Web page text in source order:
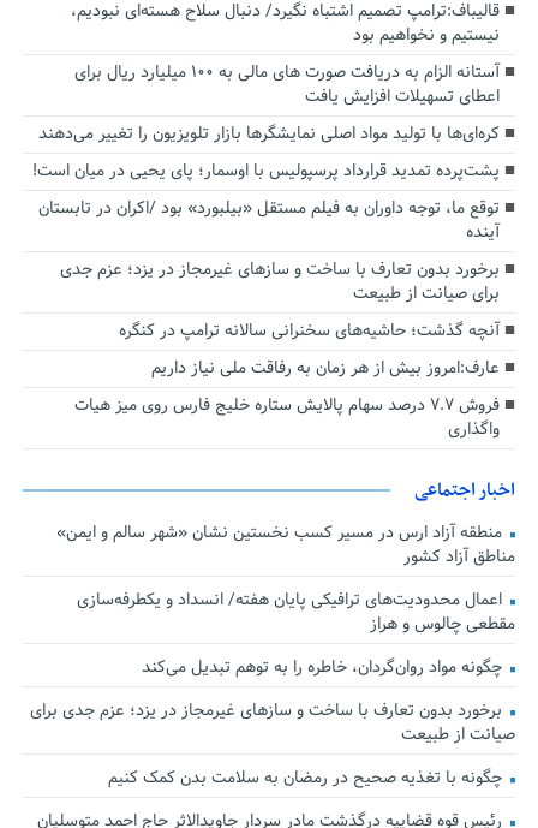
قالیباف:ترامپ تصمیم اشتباه نگیرد/ دنبال سلاح هسته‌ای نبودیم،
نیستیم و نخواهیم بود
آستانه الزام به دریافت صورت های مالی به ۱۰۰ میلیارد ریال برای
اعطای تسهیلات افزایش یافت
کره‌ای‌ها با تولید مواد اصلی نمایشگرها بازار تلویزیون را تغییر می‌دهند
پشت‌پرده تمدید قرارداد پرسپولیس با اوسمار؛ پای یحیی در میان است!
توقع ما، توجه داوران به فیلم مستقل «بیلبورد» بود /اکران در تابستان
آینده
برخورد بدون تعارف با ساخت‌ و سازهای غیرمجاز در یزد؛ عزم جدی
برای صیانت از طبیعت
آنچه گذشت؛ حاشیه‌های سخنرانی سالانه ترامپ در کنگره
عارف:امروز بیش از هر زمان به رفاقت ملی نیاز داریم
فروش ۷.۷ درصد سهام پالایش ستاره خلیج فارس روی میز هیات
واگذاری
اخبار اجتماعی
منطقه آزاد ارس در مسیر کسب نخستین نشان «شهر سالم و ایمن»
مناطق آزاد کشور
اعمال محدودیت‌های ترافیکی پایان هفته/ انسداد و یکطرفه‌سازی
مقطعی چالوس و هراز
چگونه مواد روان‌گردان، خاطره را به توهم تبدیل می‌کند
برخورد بدون تعارف با ساخت‌ و سازهای غیرمجاز در یزد؛ عزم جدی برای
صیانت از طبیعت
چگونه با تغذیه صحیح در رمضان به سلامت بدن کمک کنیم
رئیس قوه قضاییه درگذشت مادر سردار جاویدالاثر حاج احمد متوسلیان